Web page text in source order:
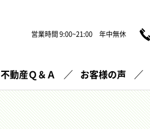
営業時間 9:00~21:00 年中無休
不動産Ｑ＆Ａ お客様の声